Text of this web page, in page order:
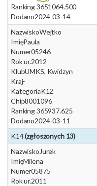
Ranking 3651064.500
Dodano2024-03-14
NazwiskoWejtko
ImięPaula
Numer05246
Rok ur.2012
KlubUMKS, Kwidzyn
Kraj-
KategoriaK12
Chip8001096
Ranking 365937.625
Dodano2024-03-11
K14(zgłoszonych 13)
Nazwisko Jurek
ImięMilena
Numer05875
Rok ur.2011